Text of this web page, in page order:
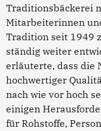
Traditionsbäckerei
Mitarbeiterinnen
Tradition seit 1949
ständig weiter
erläuterte, dass die
hochwertiger
nach wie vor hoch
einigen
für Rohstoffe,